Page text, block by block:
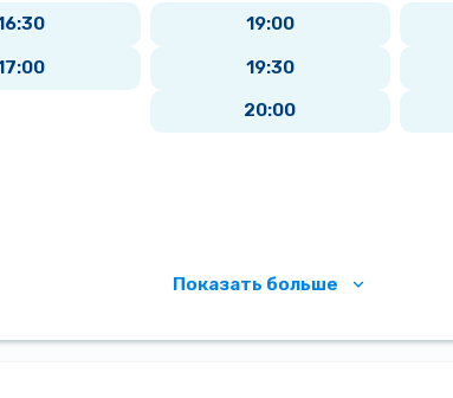
19:00
19:30
20:00
Показать больше